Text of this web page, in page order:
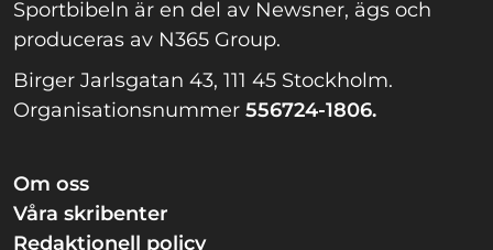
Sportbibeln är en del av Newsner, ägs och
produceras av N365 Group.
Birger Jarlsgatan 43, 111 45 Stockholm.
Organisationsnummer 556724-1806.
Om oss
Våra skribenter
Redaktionell policy